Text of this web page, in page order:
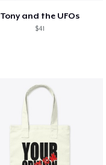
Tony and the UFOs
$41